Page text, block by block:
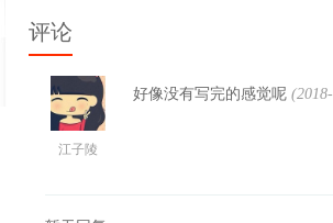
评论
江子陵
好像没有写完的感觉呢